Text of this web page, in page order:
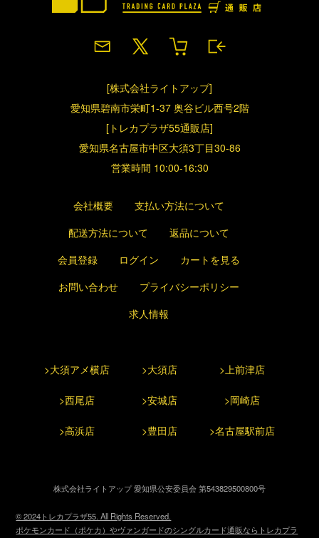
[株式会社ライトアップ]
愛知県碧南市栄町1-37 奥谷ビル西号2階
[トレカプラザ55通販店]
愛知県名古屋市中区大須3丁目30-86
営業時間 10:00-16:30
会社概要
支払い方法について
配送方法について
返品について
会員登録
ログイン
カートを見る
お問い合わせ
プライバシーポリシー
求人情報
>大須アメ横店 >大須店 >上前津店
>西尾店 >安城店 >岡崎店
>高浜店 >豊田店 >名古屋駅前店
株式会社ライトアップ 愛知県公安委員会 第543829500800号
© 2024トレカプラザ55. All Rights Reserved.
ポケモンカード（ポケカ）やヴァンガードのシングルカード通販ならトレカプラ